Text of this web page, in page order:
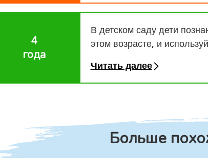
4
года
В детском саду дети
этом возрасте, и
Читать далее
Больше